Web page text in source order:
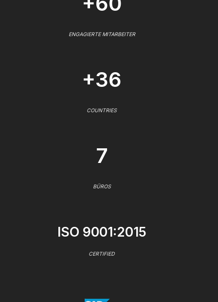
ENGAGIERTE MITARBEITER
+36
COUNTRIES
7
BÜROS
ISO 9001:2015
CERTIFIED